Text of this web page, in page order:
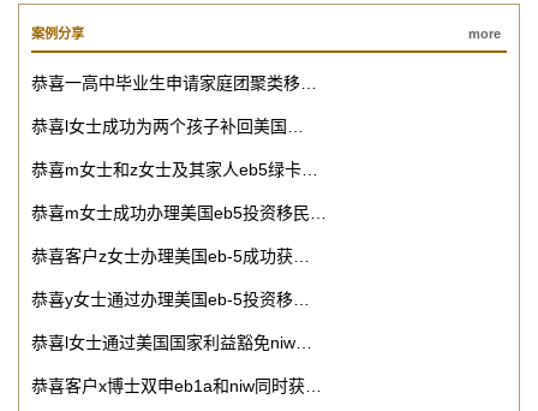
案例分享 more
恭喜一高中毕业生申请家庭团聚类移…
恭喜l女士成功为两个孩子补回美国…
恭喜m女士和z女士及其家人eb5绿卡…
恭喜m女士成功办理美国eb5投资移民…
恭喜客户z女士办理美国eb-5成功获…
恭喜y女士通过办理美国eb-5投资移…
恭喜l女士通过美国国家利益豁免niw…
恭喜客户x博士双申eb1a和niw同时获…